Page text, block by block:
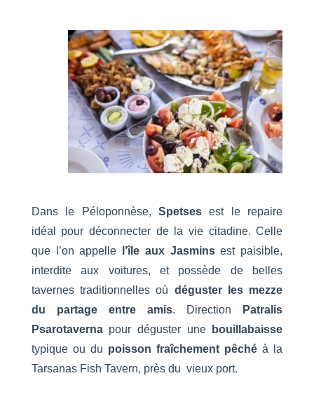
Dans le Péloponnèse, Spetses est le repaire
idéal pour déconnecter de la vie citadine. Celle
que l’on appelle
l’île aux Jasminsest paisible,
interdite aux voitures, et possède de belles
tavernes traditionnelles où déguster les mezze
du partage entre amis. Direction
Patralis
Psarotavernapour déguster une
bouillabaisse
typique ou du poisson fraîchement pêché à la
Tarsanas Fish Tavern, près du vieux port.